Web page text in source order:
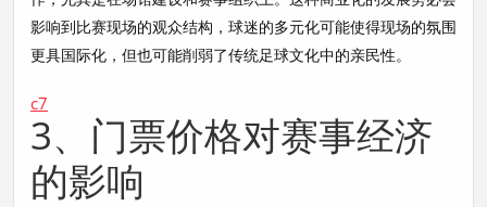
影响到比赛现场的观众结构，球迷的多元化可能使得现场的氛围
更具国际化，但也可能削弱了传统足球文化中的亲民性。
c7
3、门票价格对赛事经济
的影响